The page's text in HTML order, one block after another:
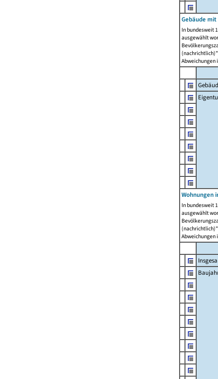
Gebäude
In bundesweit
ausgewählt
Abweichungen
Wohnungen
In bundesweit
ausgewählt
Abweichungen